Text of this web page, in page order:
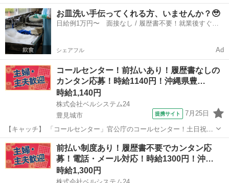
関する電話対応！メール対応が半分！オープニング 【コメント】 ベル
システム24なら前払い＆履歴書不要！ 勤務時間や働き方など、あなた
のライフスタイルに合わせた...
沖縄 中頭郡 電話対応
お皿洗い手伝ってくれる方、いませんか？🥹
日給例1万円〜 面接なし / 履歴書不要！就業後すぐに
シェアフル Ad
コールセンター！前払いあり！履歴書なしの
カンタン応募！時給1140円！沖縄県豊…
時給1,140円
株式会社ベルシステム24
豊見城市
提携サイト 7月25日
【キャッチ】 「コールセンター」官公庁のコールセンター！土日祝休
み！1日4h～OK！未経験可！扶養内可 【コメント】 ベルシステム24
には経験や資格一切不問のお仕事も多数(^^♪ ＃扶養内・Wワーク ＃週
2のスキマワーク...
沖縄 豊見城市 電話対応
前払い制度あり！履歴書不要でカンタン応
募！電話・メール対応！時給1300円！沖…
時給1,300円